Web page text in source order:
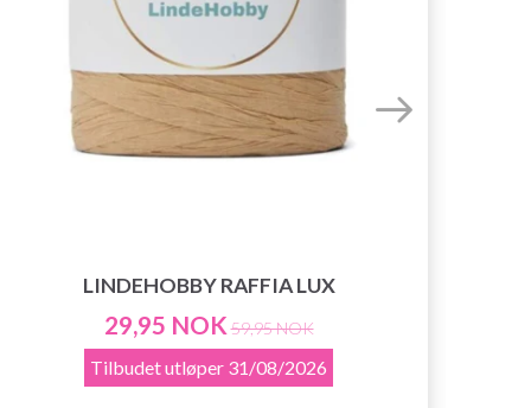
LINDEHOBBY RAFFIA LUX
29,95 NOK 59,95 NOK
Tilbudet utløper 31/08/2026